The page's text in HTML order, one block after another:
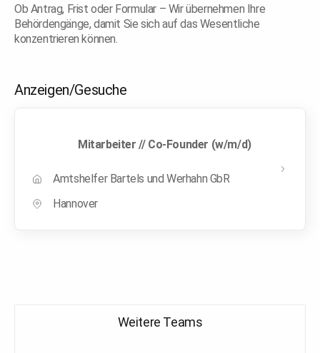
Ob Antrag, Frist oder Formular – Wir übernehmen Ihre
Behördengänge, damit Sie sich auf das Wesentliche
konzentrieren können.
Anzeigen/Gesuche
Mitarbeiter // Co-Founder (w/m/d)
Amtshelfer Bartels und Werhahn GbR
Hannover
Weitere Teams